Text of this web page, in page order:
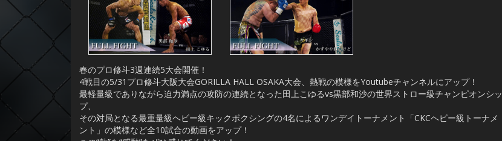
春のプロ修斗3週連続5大会開催！
4戦目の5/31プロ修斗大阪大会GORILLA HALL OSAKA大会、熱戦の模様をYoutubeチャンネルにアップ！
最軽量級でありながら迫力満点の攻防の連続となった田上こゆるvs黒部和沙の世界ストロー級チャンピオンシッ
プ、
その対局となる最重量級ヘビー級キックボクシングの4名によるワンデイトーナメント「CKCヘビー級トーナメ
ント」の模様など全10試合の動画をアップ！